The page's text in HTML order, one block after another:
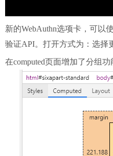
新的WebAuthn选项卡，可以
验证API。打开方式为：选择
在computed页面增加了分组功